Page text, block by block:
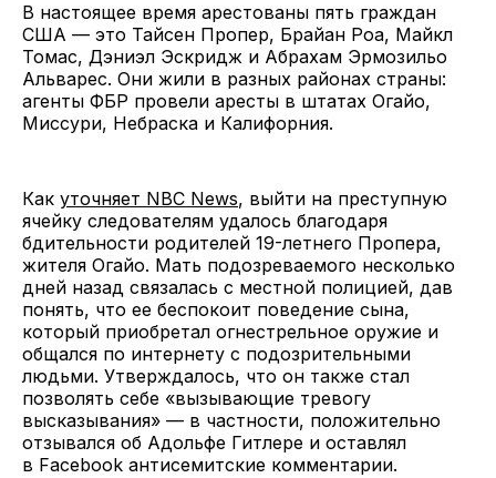
В настоящее время арестованы пять граждан
США — это Тайсен Пропер, Брайан Роа, Майкл
Томас, Дэниэл Эскридж и Абрахам Эрмозильо
Альварес. Они жили в разных районах страны:
агенты ФБР провели аресты в штатах Огайо,
Миссури, Небраска и Калифорния.
Как уточняет NBC News, выйти на преступную
ячейку следователям удалось благодаря
бдительности родителей 19-летнего Пропера,
жителя Огайо. Мать подозреваемого несколько
дней назад связалась с местной полицией, дав
понять, что ее беспокоит поведение сына,
который приобретал огнестрельное оружие и
общался по интернету с подозрительными
людьми. Утверждалось, что он также стал
позволять себе «вызывающие тревогу
высказывания» — в частности, положительно
отзывался об Адольфе Гитлере и оставлял
в Facebook антисемитские комментарии.